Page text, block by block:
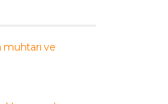
muhtarı ve